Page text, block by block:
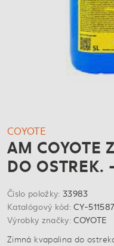
COYOTE
AM COYOTE
DO OSTREK.
Číslo položky: 33983
Katalógový kód:CY-511587
Výrobky značky:COYOTE
Zimná kvapalina do